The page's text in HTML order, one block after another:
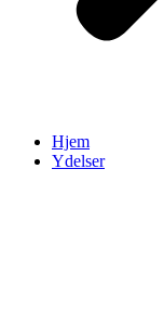
Hjem
Ydelser